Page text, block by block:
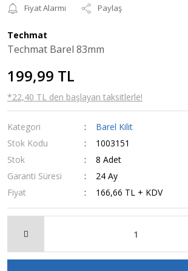
Fiyat Alarmı
Paylaş
Techmat
Techmat Barel 83mm
199,99 TL
*22,40 TL den başlayan taksitlerle!
Kategori
Barel Kilit
Stok Kodu
1003151
Stok
8 Adet
Garanti Süresi
24 Ay
Fiyat
166,66 TL + KDV